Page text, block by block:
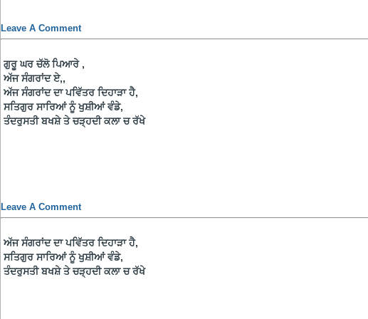
Leave A Comment
ਗੁਰੂ ਘਰ ਚੱਲੋ ਪਿਆਰੇ ,
ਅੱਜ ਸੰਗਰਾਂਦ ਏ,,
ਅੱਜ ਸੰਗਰਾਂਦ ਦਾ ਪਵਿੱਤਰ ਦਿਹਾੜਾ ਹੈ,
ਸਤਿਗੁਰ ਸਾਰਿਆਂ ਨੂੰ ਖੁਸ਼ੀਆਂ ਵੰਡੇ,
ਤੰਦਰੁਸਤੀ ਬਖਸ਼ੇ ਤੇ ਚੜ੍ਹਦੀ ਕਲਾ ਚ ਰੱਖੇ
Leave A Comment
ਅੱਜ ਸੰਗਰਾਂਦ ਦਾ ਪਵਿੱਤਰ ਦਿਹਾੜਾ ਹੈ,
ਸਤਿਗੁਰ ਸਾਰਿਆਂ ਨੂੰ ਖੁਸ਼ੀਆਂ ਵੰਡੇ,
ਤੰਦਰੁਸਤੀ ਬਖਸ਼ੇ ਤੇ ਚੜ੍ਹਦੀ ਕਲਾ ਚ ਰੱਖੇ